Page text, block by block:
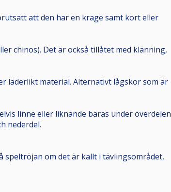
att den har en krage samt kort eller
chinos). Det är också tillåtet med klänning,
läderlikt material. Alternativt lågskor som är
linne eller liknande bäras under överdelen
nederdel.
speltröjan om det är kallt i tävlingsområdet,